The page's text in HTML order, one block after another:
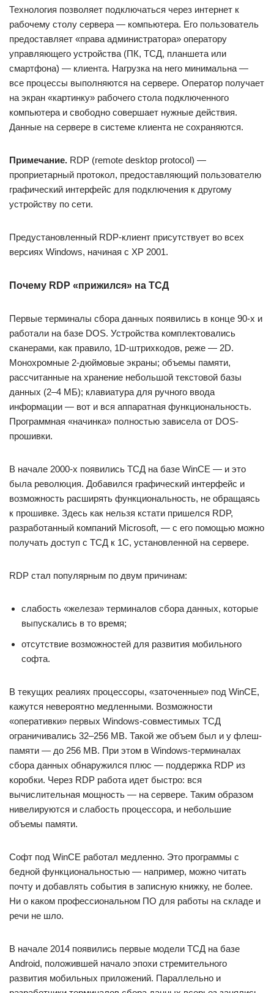
Технология позволяет подключаться через интернет к
рабочему столу сервера — компьютера. Его пользователь
предоставляет «права администратора» оператору
управляющего устройства (ПК, ТСД, планшета или
смартфона) — клиента. Нагрузка на него минимальна —
все процессы выполняются на сервере. Оператор получает
на экран «картинку» рабочего стола подключенного
компьютера и свободно совершает нужные действия.
Данные на сервере в системе клиента не сохраняются.
Примечание. RDP (remote desktop protocol) —
проприетарный протокол, предоставляющий пользователю
графический интерфейс для подключения к другому
устройству по сети.
Предустановленный RDP-клиент присутствует во всех
версиях Windows, начиная с XP 2001.
Почему RDP «прижился» на ТСД
Первые терминалы сбора данных появились в конце 90-х и
работали на базе DOS. Устройства комплектовались
сканерами, как правило, 1D-штрихкодов, реже — 2D.
Монохромные 2-дюймовые экраны; объемы памяти,
рассчитанные на хранение небольшой текстовой базы
данных (2–4 МБ); клавиатура для ручного ввода
информации — вот и вся аппаратная функциональность.
Программная «начинка» полностью зависела от DOS-
прошивки.
В начале 2000-х появились ТСД на базе WinCE — и это
была революция. Добавился графический интерфейс и
возможность расширять функциональность, не обращаясь
к прошивке. Здесь как нельзя кстати пришелся RDP,
разработанный компаний Microsoft, — с его помощью можно
получать доступ с ТСД к 1С, установленной на сервере.
RDP стал популярным по двум причинам:
слабость «железа» терминалов сбора данных, которые
выпускались в то время;
отсутствие возможностей для развития мобильного
софта.
В текущих реалиях процессоры, «заточенные» под WinCE,
кажутся невероятно медленными. Возможности
«оперативки» первых Windows-совместимых ТСД
ограничивались 32–256 МВ. Такой же объем был и у флеш-
памяти — до 256 МВ. При этом в Windows-терминалах
сбора данных обнаружился плюс — поддержка RDP из
коробки. Через RDP работа идет быстро: вся
вычислительная мощность — на сервере. Таким образом
нивелируются и слабость процессора, и небольшие
объемы памяти.
Софт под WinCE работал медленно. Это программы с
бедной функциональностью — например, можно читать
почту и добавлять события в записную книжку, не более.
Ни о каком профессиональном ПО для работы на складе и
речи не шло.
В начале 2014 появились первые модели ТСД на базе
Android, положившей начало эпохи стремительного
развития мобильных приложений. Параллельно и